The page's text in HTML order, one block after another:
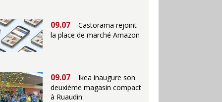
09.07
Castorama rejoint
la place de marché Amazon
09.07
Ikea inaugure son
deuxième magasin compact
à Ruaudin